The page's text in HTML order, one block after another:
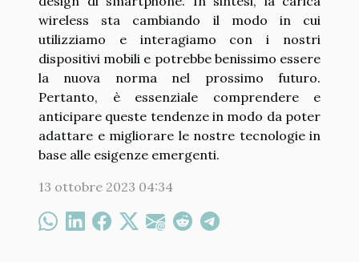
wireless sta cambiando il modo in cui
utilizziamo e interagiamo con i nostri
dispositivi mobili e potrebbe benissimo essere
la nuova norma nel prossimo futuro.
Pertanto, è essenziale comprendere e
anticipare queste tendenze in modo da poter
adattare e migliorare le nostre tecnologie in
base alle esigenze emergenti.
13 ottobre 2023 04:34